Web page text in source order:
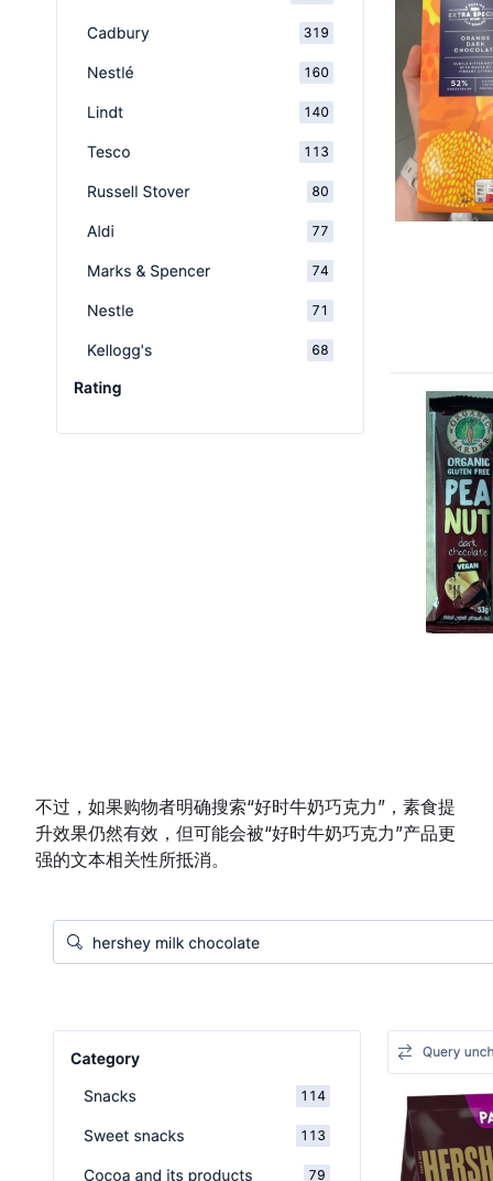
不过，如果购物者明确搜索“好时牛奶巧克力”，素食提
升效果仍然有效，但可能会被“好时牛奶巧克力”产品更
强的文本相关性所抵消。